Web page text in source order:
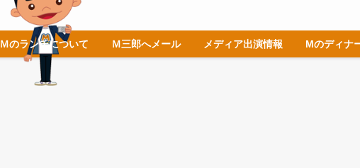
Ｍのランチについて Ｍ三郎へメール メディア出演情報 Mのディナ